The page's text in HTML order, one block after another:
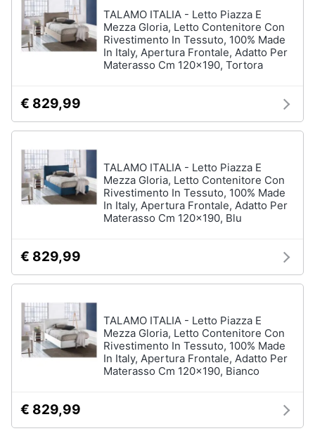
TALAMO ITALIA - Letto Piazza E
Mezza Gloria, Letto Contenitore Con
Rivestimento In Tessuto, 100% Made
In Italy, Apertura Frontale, Adatto Per
Materasso Cm 120x190, Tortora
€ 829,99
TALAMO ITALIA - Letto Piazza E
Mezza Gloria, Letto Contenitore Con
Rivestimento In Tessuto, 100% Made
In Italy, Apertura Frontale, Adatto Per
Materasso Cm 120x190, Blu
€ 829,99
TALAMO ITALIA - Letto Piazza E
Mezza Gloria, Letto Contenitore Con
Rivestimento In Tessuto, 100% Made
In Italy, Apertura Frontale, Adatto Per
Materasso Cm 120x190, Bianco
€ 829,99